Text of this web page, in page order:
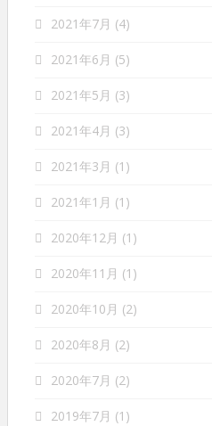
2021年7月 (4)
2021年6月 (5)
2021年5月 (3)
2021年4月 (3)
2021年3月 (1)
2021年1月 (1)
2020年12月 (1)
2020年11月 (1)
2020年10月 (2)
2020年8月 (2)
2020年7月 (2)
2019年7月 (1)